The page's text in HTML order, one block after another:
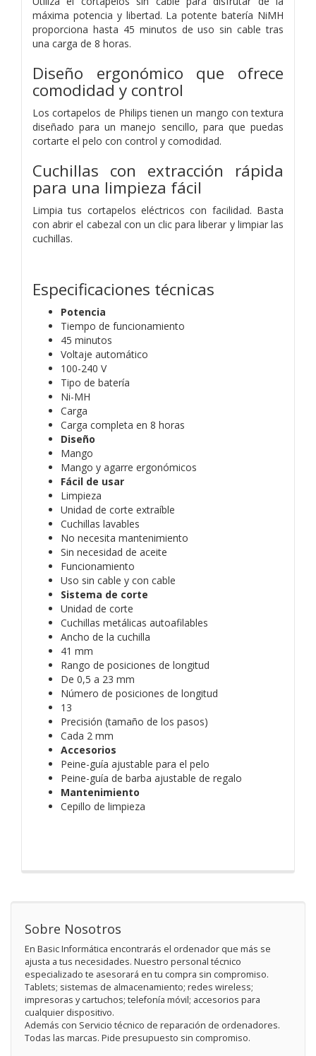
máxima potencia y libertad. La potente batería NiMH
proporciona hasta 45 minutos de uso sin cable tras
una carga de 8 horas.
Diseño ergonómico que ofrece
comodidad y control
Los cortapelos de Philips tienen un mango con textura
diseñado para un manejo sencillo, para que puedas
cortarte el pelo con control y comodidad.
Cuchillas con extracción rápida
para una limpieza fácil
Limpia tus cortapelos eléctricos con facilidad. Basta
con abrir el cabezal con un clic para liberar y limpiar las
cuchillas.
Especificaciones técnicas
Potencia
Tiempo de funcionamiento
45 minutos
Voltaje automático
100-240 V
Tipo de batería
Ni-MH
Carga
Carga completa en 8 horas
Diseño
Mango
Mango y agarre ergonómicos
Fácil de usar
Limpieza
Unidad de corte extraíble
Cuchillas lavables
No necesita mantenimiento
Sin necesidad de aceite
Funcionamiento
Uso sin cable y con cable
Sistema de corte
Unidad de corte
Cuchillas metálicas autoafilables
Ancho de la cuchilla
41 mm
Rango de posiciones de longitud
De 0,5 a 23 mm
Número de posiciones de longitud
13
Precisión (tamaño de los pasos)
Cada 2 mm
Accesorios
Peine-guía ajustable para el pelo
Peine-guía de barba ajustable de regalo
Mantenimiento
Cepillo de limpieza
Sobre Nosotros
En Basic Informática encontrarás el ordenador que más se
ajusta a tus necesidades. Nuestro personal técnico
especializado te asesorará en tu compra sin compromiso.
Tablets; sistemas de almacenamiento; redes wireless;
impresoras y cartuchos; telefonía móvil; accesorios para
cualquier dispositivo.
Además con Servicio técnico de reparación de ordenadores.
Todas las marcas. Pide presupuesto sin compromiso.